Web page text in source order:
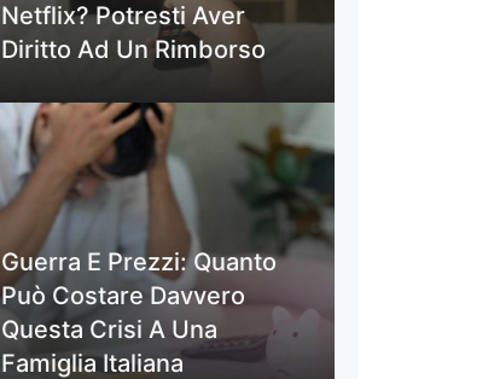
Netflix? Potresti Aver
Diritto Ad Un Rimborso
Guerra E Prezzi: Quanto
Può Costare Davvero
Questa Crisi A Una
Famiglia Italiana